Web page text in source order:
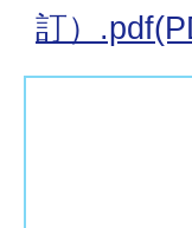
訂）